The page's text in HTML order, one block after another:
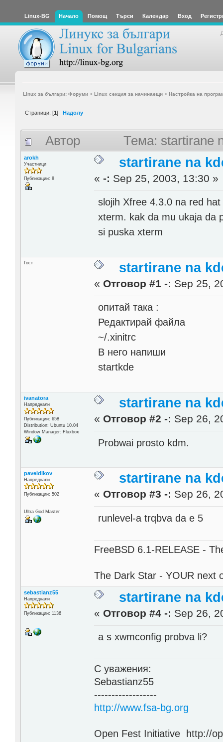
Linux-BG Начало Помощ Търси Календар Вход
Linux за българи: Форуми> Linux секция за начинаещи> Настройка на
Страници: [1] Надолу
Автор Тема: startirane
arokh
Участници
Публикации: 8
startirane na
«-: Sep 25, 2003, 13:30 »
slojih Xfree 4.3.0 na red
xterm. kak da mu ukaja da
si puska xterm
Гост startirane na
« Отговор #1 -: Sep 25,
опитай така :
Редактирай файла
~/.xinitrc
В него напиши
startkde
ivanatora
Напреднали
Публикации: 658
Distribution: Ubuntu 10.04
Window Manager: Fluxbox
startirane na
« Отговор #2 -: Sep 26,
Probwai prosto kdm.
paveldikov
Напреднали
Публикации: 502
Ultra God Master
startirane na
« Отговор #3 -: Sep 26,
runlevel-a trqbva da e 5
FreeBSD 6.1-RELEASE -
The Dark Star - YOUR next
sebastianz55
Напреднали
Публикации: 1136
startirane na
« Отговор #4 -: Sep 26,
a s xwmconfig probva li?
С уважения:
Sebastianz55
------------------
http://www.fsa-bg.org
Open Fest Initiative http://